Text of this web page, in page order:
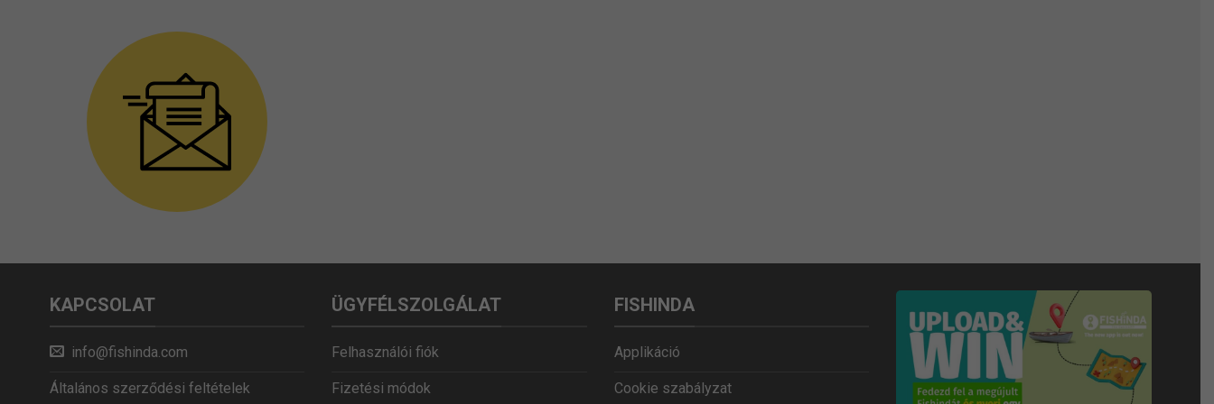
KAPCSOLAT
info@fishinda.com
Általános szerződési feltételek
ÜGYFÉLSZOLGÁLAT
Felhasználói fiók
Fizetési módok
FISHINDA
Applikáció
Cookie szabályzat